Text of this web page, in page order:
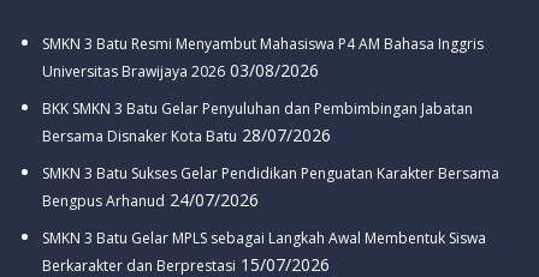
SMKN 3 Batu Resmi Menyambut Mahasiswa P4 AM Bahasa Inggris
Universitas Brawijaya 2026 03/08/2026
BKK SMKN 3 Batu Gelar Penyuluhan dan Pembimbingan Jabatan
Bersama Disnaker Kota Batu 28/07/2026
SMKN 3 Batu Sukses Gelar Pendidikan Penguatan Karakter Bersama
Bengpus Arhanud 24/07/2026
SMKN 3 Batu Gelar MPLS sebagai Langkah Awal Membentuk Siswa
Berkarakter dan Berprestasi 15/07/2026